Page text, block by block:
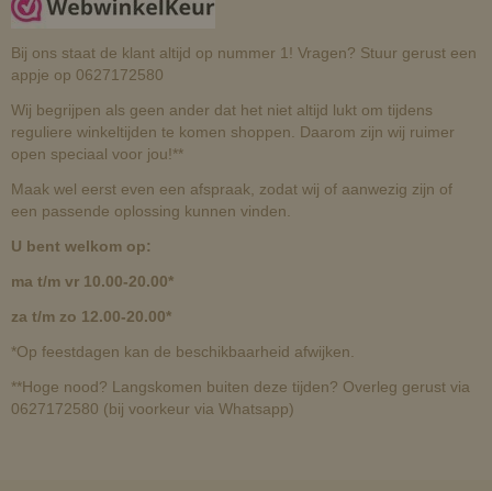
Bij ons staat de klant altijd op nummer 1! Vragen? Stuur gerust een
appje op 0627172580
Wij begrijpen als geen ander dat het niet altijd lukt om tijdens
reguliere winkeltijden te komen shoppen. Daarom zijn wij ruimer
open speciaal voor jou!**
Maak wel eerst even een afspraak, zodat wij of aanwezig zijn of
een passende oplossing kunnen vinden.
U bent welkom op:
ma t/m vr 10.00-20.00*
za t/m zo 12.00-20.00*
*Op feestdagen kan de beschikbaarheid afwijken.
**Hoge nood? Langskomen buiten deze tijden? Overleg gerust via
0627172580 (bij voorkeur via Whatsapp)